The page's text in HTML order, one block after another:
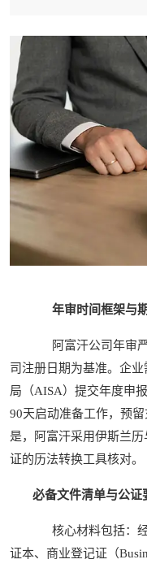
年审时间框架与
阿富汗公司年审严
司注册日期为基准。企
局（AISA）提交年度申
90天启动准备工作，预
是，阿富汗采用伊斯兰
证的历法转换工具核对。
必备文件清单与公证
核心材料包括：经
证本、商业登记证（